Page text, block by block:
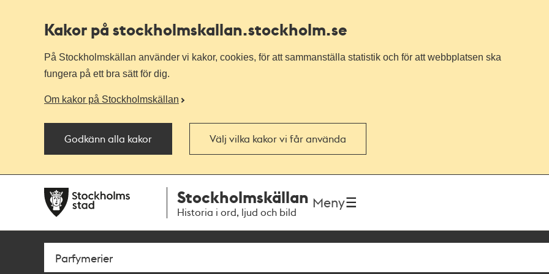
Kakor på stockholmskallan.stockholm.se
På Stockholmskällan använder vi kakor, cookies, för att sammanställa statistik och för att webbplatsen ska
fungera på ett bra sätt för dig.
Om kakor på Stockholmskällan
Godkänn alla kakor Välj vilka kakor vi får använda
navigationen
huvudinnehållet
Stockholmskällan
Historia i ord, ljud och bild
Meny
Sök